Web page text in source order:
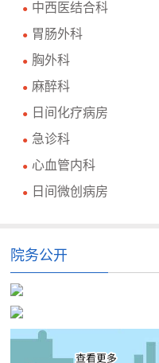
● 中西医结合科
● 胃肠外科
● 胸外科
● 麻醉科
● 日间化疗病房
● 急诊科
● 心血管内科
● 日间微创病房
院务公开